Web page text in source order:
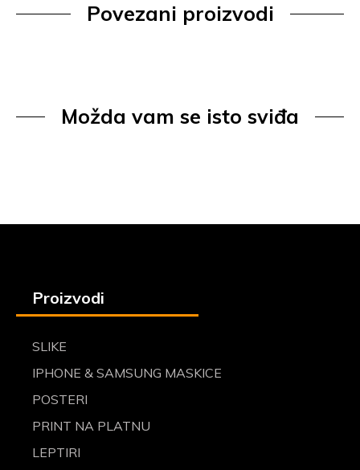
Povezani proizvodi
Možda vam se isto sviđa
Proizvodi
SLIKE
IPHONE & SAMSUNG MASKICE
POSTERI
PRINT NA PLATNU
LEPTIRI